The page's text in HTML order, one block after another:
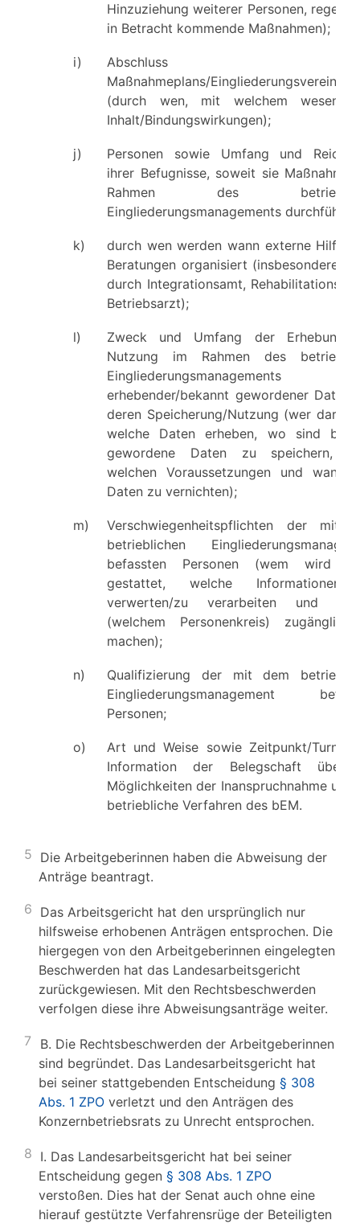
Hinzuziehung weiterer Personen,
in Betracht kommende Maßnahmen);
i)
Abschluss
Maßnahmeplans/
(durch wen, mit welchem
Inhalt/Bindungswirkungen);
j)
Personen sowie Umfang und
ihrer Befugnisse, soweit sie
Rahmen des
Eingliederungsmanagements
k)
durch wen werden wann externe Hilfen
Beratungen organisiert (insbesondere
durch Integrationsamt,
Betriebsarzt);
l)
Zweck und Umfang der Erhebung
Nutzung im Rahmen des
Eingliederungsmanagements
erhebender/bekannt gewordener Daten
deren Speicherung/Nutzung (wer darf
welche Daten erheben, wo sind
gewordene Daten zu speichern,
welchen Voraussetzungen und wann
Daten zu vernichten);
m) Verschwiegenheitspflichten der mit
betrieblichen
befassten Personen (wem wird
gestattet, welche Informationen
verwerten/zu verarbeiten und
(welchem Personenkreis)
machen);
n)
Qualifizierung der mit dem
Eingliederungsmanagement
Personen;
o)
Art und Weise sowie Zeitpunkt/Turnus
Information der Belegschaft über
Möglichkeiten der Inanspruchnahme und
betriebliche Verfahren des bEM.
5 Die Arbeitgeberinnen haben die Abweisung der
Anträge beantragt.
6 Das Arbeitsgericht hat den ursprünglich nur
hilfsweise erhobenen Anträgen entsprochen. Die
hiergegen von den Arbeitgeberinnen eingelegten
Beschwerden hat das Landesarbeitsgericht
zurückgewiesen. Mit den Rechtsbeschwerden
verfolgen diese ihre Abweisungsanträge weiter.
7
B. Die Rechtsbeschwerden der Arbeitgeberinnen
sind begründet. Das Landesarbeitsgericht hat
bei seiner stattgebenden Entscheidung § 308
Abs. 1 ZPO verletzt und den Anträgen des
Konzernbetriebsrats zu Unrecht entsprochen.
8 I. Das Landesarbeitsgericht hat bei seiner
Entscheidung gegen § 308 Abs. 1 ZPO
verstoßen. Dies hat der Senat auch ohne eine
hierauf gestützte Verfahrensrüge der Beteiligten